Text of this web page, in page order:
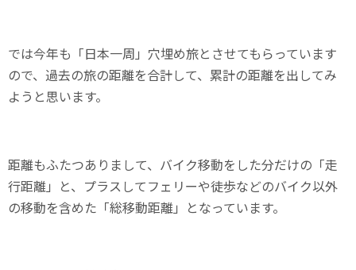
では今年も「日本一周」穴埋め旅とさせてもらっています
ので、過去の旅の距離を合計して、累計の距離を出してみ
ようと思います。
距離もふたつありまして、バイク移動をした分だけの「走
行距離」と、プラスしてフェリーや徒歩などのバイク以外
の移動を含めた「総移動距離」となっています。